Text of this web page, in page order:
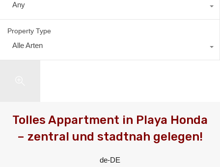
Any
Property Type
Alle Arten
Tolles Appartment in Playa Honda
– zentral und stadtnah gelegen!
de-DE